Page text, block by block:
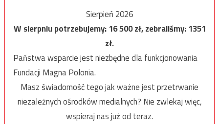
Sierpień 2026
W sierpniu potrzebujemy:16 500zł, zebraliśmy:1351
zł.
Państwa wsparcie jest niezbędne dla funkcjonowania
Fundacji Magna Polonia.
Masz świadomość tego jak ważne jest przetrwanie
niezależnych ośrodków medialnych? Nie zwlekaj więc,
wspieraj nas już od teraz.